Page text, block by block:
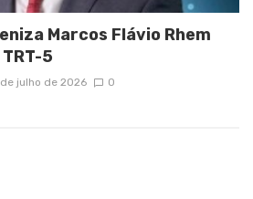
Marcos Flávio Rhem
5
julho de 2026 0